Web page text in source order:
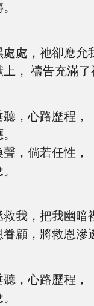
處，祂卻應允
， 禱告充滿了
，心路歷程，
，倘若任性，
我，把我幽暗
顧，將救恩滲
，心路歷程，